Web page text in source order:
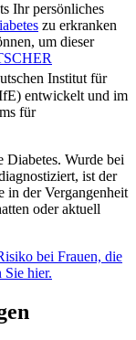
Ihr persönliches
zu erkranken
um dieser
Institut für
entwickelt und im
für
Diabetes. Wurde bei
ist der
in der Vergangenheit
oder aktuell
bei Frauen, die
Sie hier.